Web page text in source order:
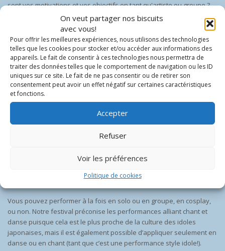
On veut partager nos biscuits
avec vous!
Pour offrir les meilleures expériences, nous utilisons des technologies
telles que les cookies pour stocker et/ou accéder aux informations des
appareils. Le fait de consentir à ces technologies nous permettra de
traiter des données telles que le comportement de navigation ou les ID
uniques sur ce site. Le fait de ne pas consentir ou de retirer son
consentement peut avoir un effet négatif sur certaines caractéristiques
et fonctions.
Accepter
Refuser
Voir les préférences
Politique de cookies
sont vos motivations et vos objectifs en tant qu'artiste ou groupe ?
Soyez honnêtes dans vos réponses !
Performances acceptées
Vous devez interpréter des chansons d'origine japonaise, reliées à
la culture des idoles et des odorites.Par exemple, puisque notre
mission est de propager la culture de la j-pop, une chanson en
japonais par un groupe k-pop ne serait pas admissible. Si vous êtes
une kaigai idol ayant des chansons originales, vous êtes bien
entendu invitées à les performer. Il s’agit de la seule exception pour
performer des chansons autres qu’en japonais, puisque les
culture des idoles japonaises. Si vous n’êtes pas certain de
Vous pouvez performer à la fois en solo ou en groupe, en cosplay,
ou non. Notre festival préconise les performances alliant chant et
danse puisque cela est le plus proche de la culture des idoles
japonaises, mais il est également possible d’appliquer seulement en
danse ou en chant (tant que c’est une performance style idole!).